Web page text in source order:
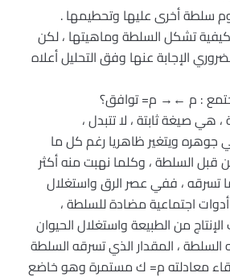
تشكل السلطة وماهيتها ، لكن
الإجابة عنها وفق التحليل أعلاه
: م ←→ م= توافق؟
هي صيغة ثابتة ، لا تتبدل ،
جوهره ويتغير ظاهريا رغم كل ما
السلطة ، وكلما نهبت منه أكثر
تسرقه ، ففي عصر الرق واستغلال
اجتماعية مضادة للسلطة ،
من الطبيعة واستغلال الحيوان
السلطة ، المقدار الذي تسرقه السلطة
معادلته م= ك مستمرة وهو خاضع